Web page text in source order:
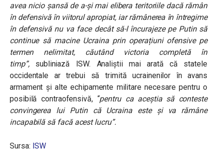
avea nicio șansă de a-și mai elibera teritoriile dacă rămân
în defensivă în viitorul apropiat, iar rămânerea în întregime
în defensivă nu va face decât să-l încurajeze pe Putin să
continue să macine Ucraina prin operațiuni ofensive pe
termen nelimitat, căutând victoria completă în
timp”, subliniază ISW. Analiștii mai arată că statele
occidentale ar trebui să trimită ucrainenilor în avans
armament și alte echipamente militare necesare pentru o
posibilă contraofensivă, “pentru ca aceștia să conteste
convingerea lui Putin că Ucraina este și va rămâne
incapabilă să facă acest lucru”.
Sursa: ISW